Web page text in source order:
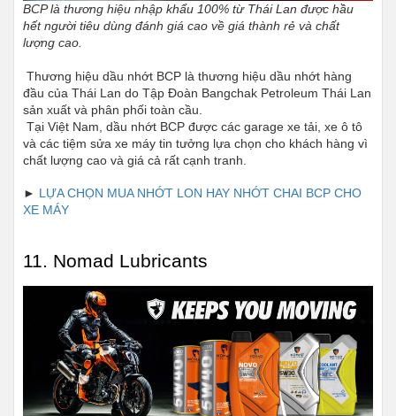
BCP là thương hiệu nhập khẩu 100% từ Thái Lan được hầu
hết người tiêu dùng đánh giá cao về giá thành rẻ và chất
lượng cao.
đầu của Thái Lan do Tập Đoàn Bangchak Petroleum Thái Lan
sản xuất và phân phối toàn cầu.
và các tiệm sửa xe máy tin tưởng lựa chọn cho khách hàng vì
chất lượng cao và giá cả rất cạnh tranh.
► LỰA CHỌN MUA NHỚT LON HAY NHỚT CHAI BCP CHO
XE MÁY
11. Nomad Lubricants